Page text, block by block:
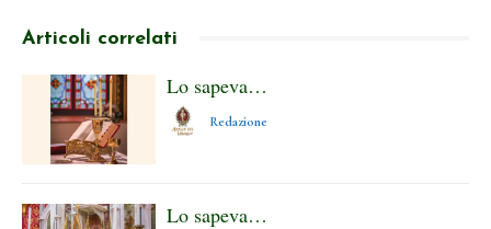
Articoli correlati
Lo sapeva…
Redazione
Lo sapeva…